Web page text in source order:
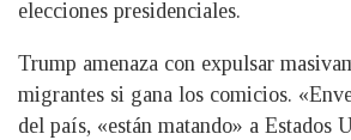
elecciones presidenciales.
Trump amenaza con expulsar
migrantes si gana los comicios.
del país, «están matando» a Estados